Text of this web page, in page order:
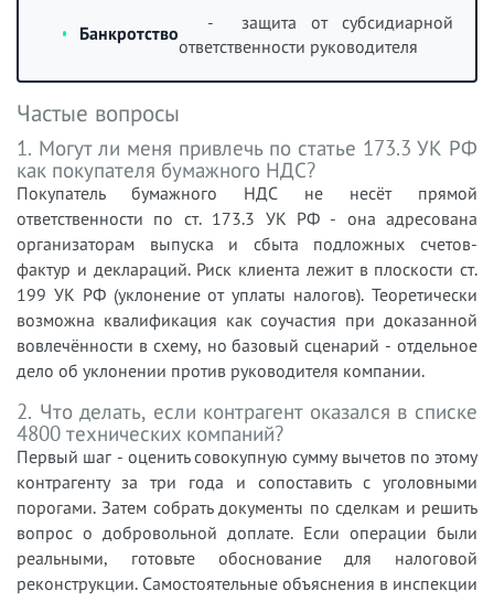
Банкротство
- защита от субсидиарной
ответственности руководителя
Частые вопросы
1. Могут ли меня привлечь по статье 173.3 УК РФ
как покупателя бумажного НДС?
Покупатель бумажного НДС не несёт прямой
ответственности по ст. 173.3 УК РФ - она адресована
организаторам выпуска и сбыта подложных счетов-
фактур и деклараций. Риск клиента лежит в плоскости ст.
199 УК РФ (уклонение от уплаты налогов). Теоретически
возможна квалификация как соучастия при доказанной
вовлечённости в схему, но базовый сценарий - отдельное
дело об уклонении против руководителя компании.
2. Что делать, если контрагент оказался в списке
4800 технических компаний?
Первый шаг - оценить совокупную сумму вычетов по этому
контрагенту за три года и сопоставить с уголовными
порогами. Затем собрать документы по сделкам и решить
вопрос о добровольной доплате. Если операции были
реальными, готовьте обоснование для налоговой
реконструкции. Самостоятельные объяснения в инспекции